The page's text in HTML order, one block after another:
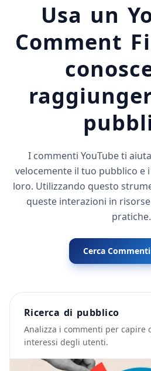
Usa un
Comment
I commenti YouTube ti
velocemente il tuo pubblico e
loro. Utilizzando questo
queste interazioni in
pratiche.
Cerca
Ricerca di pubblico
Analizza i commenti per capire
interessi degli utenti.